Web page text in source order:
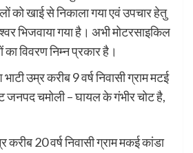
को खाई से निकाला गया एवं उपचार हेतु
भिजवाया गया है। अभी मोटरसाइकिल
का विवरण निम्न प्रकार है।
उम्र करीब 9 वर्ष निवासी ग्राम मटई
जनपद चमोली – घायल के गंभीर चोट है,
20 वर्ष निवासी ग्राम मकई कांडा